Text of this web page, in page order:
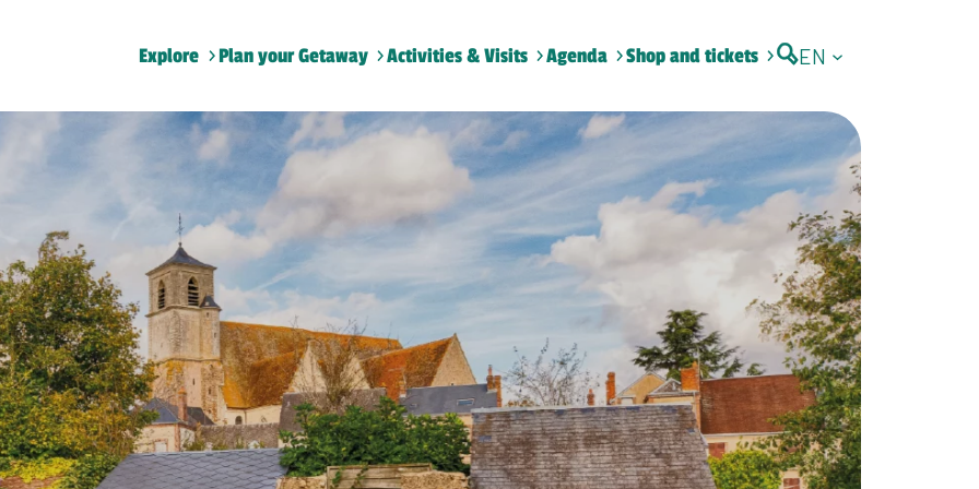
Explore Plan your Getaway Activities & Visits Agenda Shop and tickets EN